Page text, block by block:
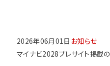
2026年06月01日 お知らせ
マイナビ2028プレサイト掲載